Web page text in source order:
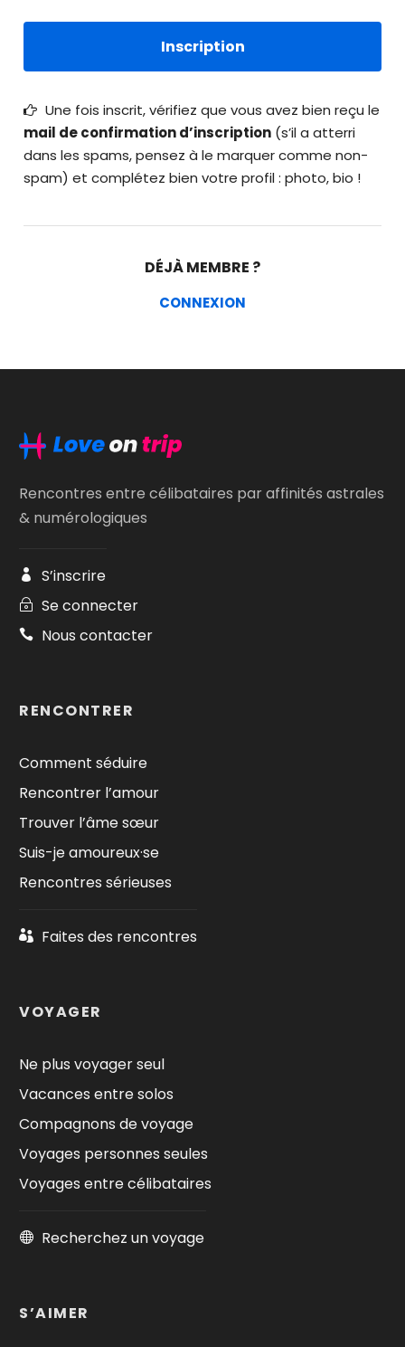
Une fois inscrit, vérifiez que vous avez bien reçu le
mail de confirmation d’inscription (s’il a atterri
dans les spams, pensez à le marquer comme non-
spam) et complétez bien votre profil : photo, bio !
DÉJÀ MEMBRE ?
CONNEXION
Rencontres entre célibataires par affinités astrales
& numérologiques
S’inscrire
Se connecter
Nous contacter
RENCONTRER
Comment séduire
Rencontrer l’amour
Trouver l’âme sœur
Suis-je amoureux·se
Rencontres sérieuses
Faites des rencontres
VOYAGER
Ne plus voyager seul
Vacances entre solos
Compagnons de voyage
Voyages personnes seules
Voyages entre célibataires
Recherchez un voyage
S’AIMER